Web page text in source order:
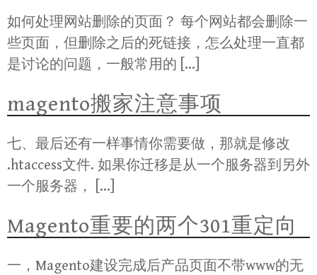
如何处理网站删除的页面？ 每个网站都会删除一
些页面，但删除之后的死链接，怎么处理一直都
是讨论的问题，一般常用的 […]
magento搬家注意事项
七、最后还有一样事情你需要做，那就是修改
.htaccess文件. 如果你迁移是从一个服务器到另外
一个服务器， […]
Magento重要的两个301重定向
一，Magento建设完成后产品页面不带www的无